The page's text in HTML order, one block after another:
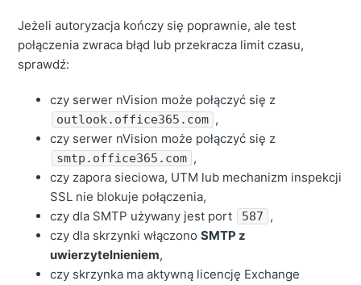
Jeżeli autoryzacja kończy się poprawnie, ale test
połączenia zwraca błąd lub przekracza limit czasu,
sprawdź:
czy serwer nVision może połączyć się z
outlook.office365.com ,
czy serwer nVision może połączyć się z
smtp.office365.com ,
czy zapora sieciowa, UTM lub mechanizm inspekcji
SSL nie blokuje połączenia,
czy dla SMTP używany jest port
587 ,
czy dla skrzynki włączonoSMTP z
uwierzytelnieniem,
czy skrzynka ma aktywną licencję Exchange